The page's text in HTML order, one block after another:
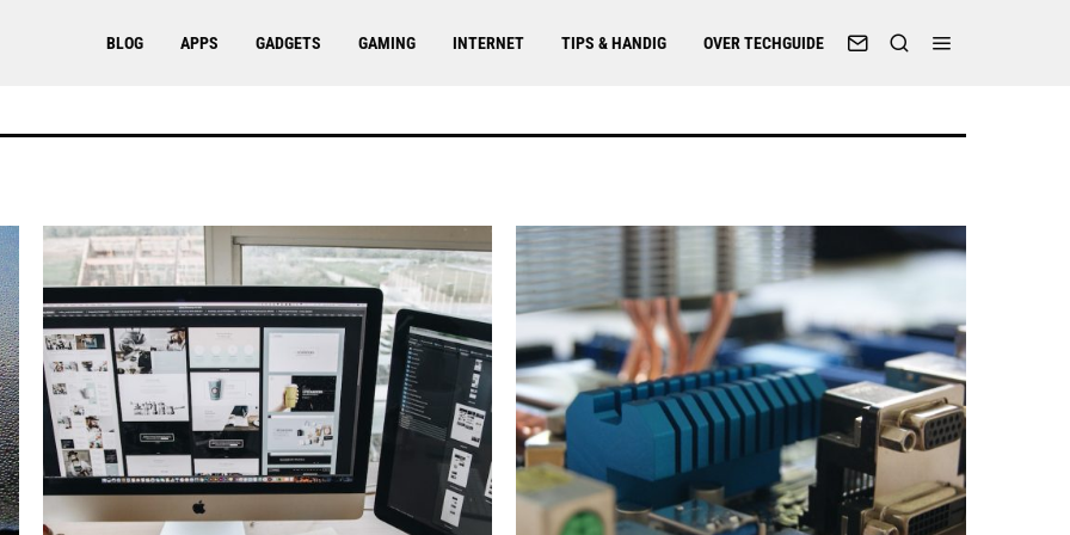
BLOG APPS GADGETS GAMING INTERNET TIPS & HANDIG OVER TECHGUIDE